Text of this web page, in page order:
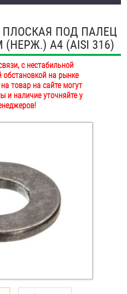
инструмент
резьбой
резьбой
ПОД ПАЛЕЦ
A4 (AISI 316)
с нестабильной
обстановкой на рынке
товар на сайте могут
и наличие уточняйте у